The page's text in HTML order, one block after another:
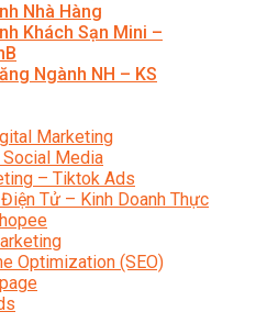
Nhà Hàng
Khách Sạn Mini –
Ngành NH – KS
Marketing
Social Media
– Tiktok Ads
Tử – Kinh Doanh Thực
Optimization (SEO)